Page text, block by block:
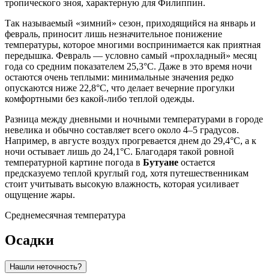
тропического зноя, характерную для Филиппин.
Так называемый «зимний» сезон, приходящийся на январь и
февраль, приносит лишь незначительное понижение
температуры, которое многими воспринимается как приятная
передышка. Февраль — условно самый «прохладный» месяц
года со средним показателем 25,3°C. Даже в это время ночи
остаются очень теплыми: минимальные значения редко
опускаются ниже 22,8°C, что делает вечерние прогулки
комфортными без какой-либо теплой одежды.
Разница между дневными и ночными температурами в городе
невелика и обычно составляет всего около 4–5 градусов.
Например, в августе воздух прогревается днем до 29,4°C, а к
ночи остывает лишь до 24,1°C. Благодаря такой ровной
температурной картине погода в Бутуане остается
предсказуемо теплой круглый год, хотя путешественникам
стоит учитывать высокую влажность, которая усиливает
ощущение жары.
Среднемесячная температура
Осадки
Нашли неточность?